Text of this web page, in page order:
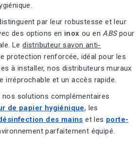
par leur robustesse et leur
des options en inox ou enABSpour
Ledistributeur savon anti-
protection renforcée, idéal pour les
à installer, nos distributeurs muraux
irréprochable et un accès rapide.
nos solutions complémentaires
de papier hygiénique, les
des mains et les porte-
parfaitement équipé.